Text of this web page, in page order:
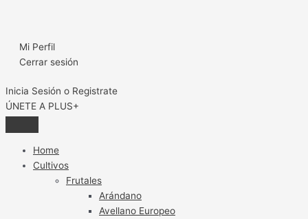
Mi Perfil
Cerrar sesión
Inicia Sesión o Registrate
ÚNETE A PLUS+
Home
Cultivos
Frutales
Arándano
Avellano Europeo